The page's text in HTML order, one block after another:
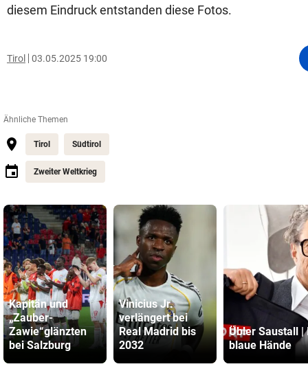
diesem Eindruck entstanden diese Fotos.
Tirol 03.05.2025 19:00
Ähnliche Themen
Tirol Südtirol
Zweiter Weltkrieg
Kapitän und
„Zauber-
Zawie“glänzten
bei Salzburg
Vinicius Jr.
verlängert bei
Real Madrid bis
2032
Übler Saustall |
blaue Hände